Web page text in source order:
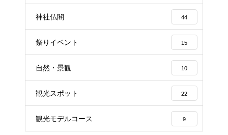
神社仏閣 44
祭りイベント 15
自然・景観 10
観光スポット 22
観光モデルコース 9